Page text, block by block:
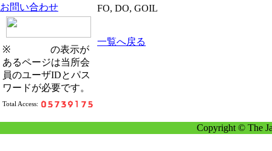
お問い合わせ
※
の表示が
あるページは当所会
員のユーザIDとパス
ワードが必要です。
Total Access:
FO, DO, GOIL
一覧へ戻る
Copyright © The